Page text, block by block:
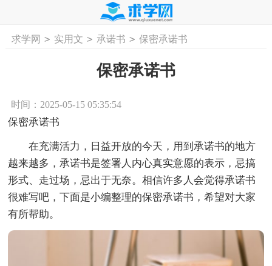
首页 工作计划 活动计划
求学网 > 实用文 > 承诺书 > 保密承诺书
保密承诺书
时间：2025-05-15 05:35:54
保密承诺书
在充满活力，日益开放的今天，用到承诺书的地方
越来越多，承诺书是签署人内心真实意愿的表示，忌搞
形式、走过场，忌出于无奈。相信许多人会觉得承诺书
很难写吧，下面是小编整理的保密承诺书，希望对大家
有所帮助。